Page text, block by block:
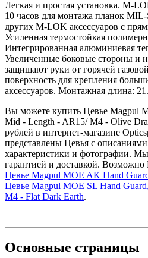
Легкая и простая установка. M-
10 часов для монтажа планок
других M-LOK аксессуаров с
Усиленная термостойкая
Интегрированная алюминиевая
Увеличенные боковые стороны и
защищают руки от горячей
поверхность для крепления
аксессуаров. Монтажная длина:
Вы можете купить Цевье Magpul
Mid - Length - AR15/ M4 - Olive
рублей в интернет-магазине
представлены Цевья с
характеристики и фотографии.
гарантией и доставкой. Возможно
Цевье Magpul MOE AK Hand
Цевье Magpul MOE SL Hand
M4 - Flat Dark Earth.
Основные страницы